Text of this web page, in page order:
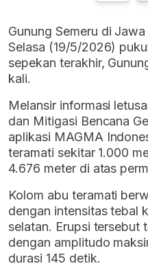
Gunung Semeru di
Selasa (19/5/2026)
sepekan terakhir,
kali.
Melansir informasi
dan Mitigasi Bencana
aplikasi MAGMA
teramati sekitar 1.000
4.676 meter di atas
Kolom abu teramati
dengan intensitas tebal
selatan. Erupsi tersebut
dengan amplitudo
durasi 145 detik.